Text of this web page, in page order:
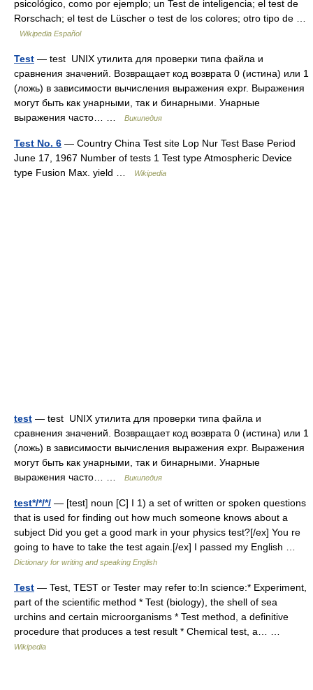
psicológico, como por ejemplo; un Test de inteligencia; el test de
Rorschach; el test de Lüscher o test de los colores; otro tipo de …
Wikipedia Español
Test — test UNIX утилита для проверки типа файла и
сравнения значений. Возвращает код возврата 0 (истина) или 1
(ложь) в зависимости вычисления выражения expr. Выражения
могут быть как унарными, так и бинарными. Унарные
выражения часто… …
Википедия
Test No. 6 — Country China Test site Lop Nur Test Base Period
June 17, 1967 Number of tests 1 Test type Atmospheric Device
type Fusion Max. yield …
Wikipedia
test — test UNIX утилита для проверки типа файла и
сравнения значений. Возвращает код возврата 0 (истина) или 1
(ложь) в зависимости вычисления выражения expr. Выражения
могут быть как унарными, так и бинарными. Унарные
выражения часто… …
Википедия
test*/*/*/ — [test] noun [C] I 1) a set of written or spoken questions
that is used for finding out how much someone knows about a
subject Did you get a good mark in your physics test?[/ex] You re
going to have to take the test again.[/ex] I passed my English …
Dictionary for writing and speaking English
Test — Test, TEST or Tester may refer to:In science:* Experiment,
part of the scientific method * Test (biology), the shell of sea
urchins and certain microorganisms * Test method, a definitive
procedure that produces a test result * Chemical test, a… …
Wikipedia